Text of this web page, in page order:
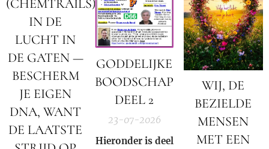
(CHEMTRAILS)
IN DE
LUCHT IN
DE GATEN —
BESCHERM
JE EIGEN
DNA, WANT
DE LAATSTE
GODDELIJKE
BOODSCHAP
DEEL 2
23-07-2026
Hieronder is deel
WIJ, DE
BEZIELDE
MENSEN
MET EEN